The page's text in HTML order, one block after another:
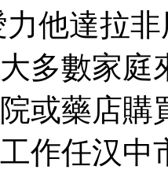
力他達拉
多數家庭
或藥店購
作任汉中